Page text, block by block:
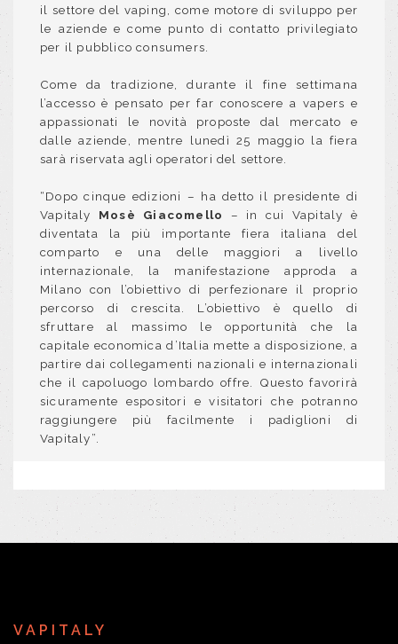
il settore del vaping, come motore di sviluppo per
le aziende e come punto di contatto privilegiato
per il pubblico consumers.
Come da tradizione, durante il fine settimana
l’accesso è pensato per far conoscere a vapers e
appassionati le novità proposte dal mercato e
dalle aziende, mentre lunedì 25 maggio la fiera
sarà riservata agli operatori del settore.
“Dopo cinque edizioni – ha detto il presidente di
Vapitaly Mosè Giacomello
– in cui Vapitaly è
diventata la più importante fiera italiana del
comparto e una delle maggiori a livello
internazionale, la manifestazione approda a
Milano con l’obiettivo di perfezionare il proprio
percorso di crescita. L’obiettivo è quello di
sfruttare al massimo le opportunità che la
capitale economica d’Italia mette a disposizione, a
partire dai collegamenti nazionali e internazionali
che il capoluogo lombardo offre. Questo favorirà
sicuramente espositori e visitatori che potranno
raggiungere più facilmente i padiglioni di
Vapitaly”.
VAPITALY